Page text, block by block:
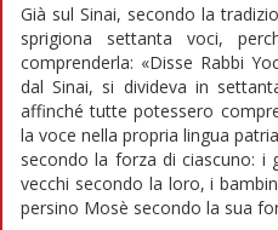
Già sul Sinai, secondo la
sprigiona settanta voci,
comprenderla: «Disse Rabbi
dal Sinai, si divideva in
affinché tutte potessero
la voce nella propria lingua
secondo la forza di ciascuno: i
vecchi secondo la loro, i
persino Mosè secondo la sua